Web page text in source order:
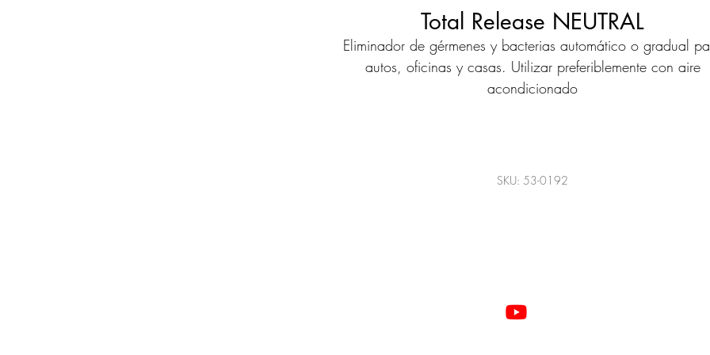
Total Release NEUTRAL
Eliminador de gérmenes y bacterias automático o gradual
autos, oficinas y casas. Utilizar preferiblemente con aire
acondicionado
SKU: 53-0192